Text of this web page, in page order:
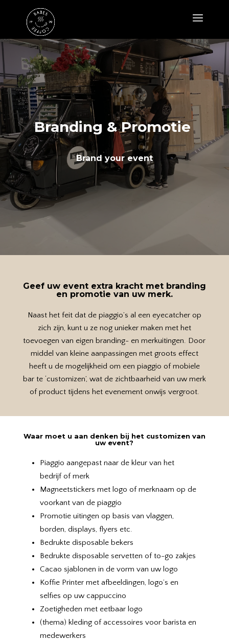
Branding & Promotie
Brand your event
Geef uw event extra kracht met branding
en promotie van uw merk.
Naast het feit dat de piaggio’s al een eyecatcher op
zich zijn, kunt u ze nog unieker maken met het
toevoegen van eigen branding- en merkuitingen. Door
middel van kleine aanpassingen met groots effect
heeft u de mogelijkheid om een piaggio of mobiele
bar te ‘customizen’, wat de zichtbaarheid van uw merk
of product tijdens het evenement onwijs vergroot.
Waar moet u aan denken bij het customizen van
uw event?
Piaggio aangepast naar de kleur van het
bedrijf of merk
Magneetstickers met logo of merknaam op de
voorkant van de piaggio
Promotie uitingen op basis van vlaggen,
borden, displays, flyers etc.
Bedrukte disposable bekers
Bedrukte disposable servetten of to-go zakjes
Cacao sjablonen in de vorm van uw logo
Koffie Printer met afbeeldingen, logo’s en
selfies op uw cappuccino
Zoetigheden met eetbaar logo
(thema) kleding of accessoires voor barista en
medewerkers